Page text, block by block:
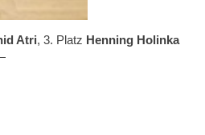
Atri, 3. Platz Henning Holinka